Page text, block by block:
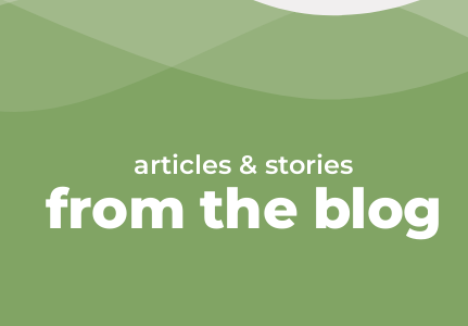
articles & stories
from the blog